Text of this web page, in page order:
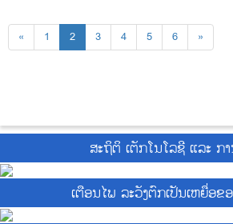
« 1 2 3 4 5 6 »
ສະຖິຕິ ເຕັກໂນໂລຊີ ແລະ ກ
ເຕືອນໄພ ລະວັງຕົກເປັນເຫຍື່ອຂ